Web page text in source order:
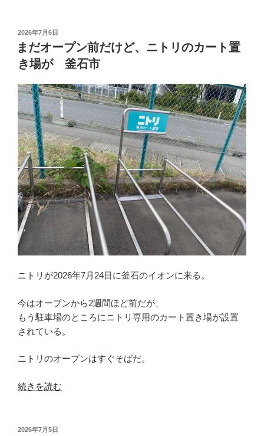
空
間
パ
ン
ジ
ー
「お
菓
子
の
家」
の
よ
う
だ
宮
古
市”
投
稿
日:
2026年7月6日
まだオープン前だけど、ニトリのカート置
き場が 釜石市
ニトリが2026年7月24日に釜石のイオンに来る。
今はオープンから2週間ほど前だが、
もう駐車場のところにニトリ専用のカート置き場が設置
されている。
ニトリのオープンはすぐそばだ。
“ま
ー
続きを読む
投
2026年7月5日